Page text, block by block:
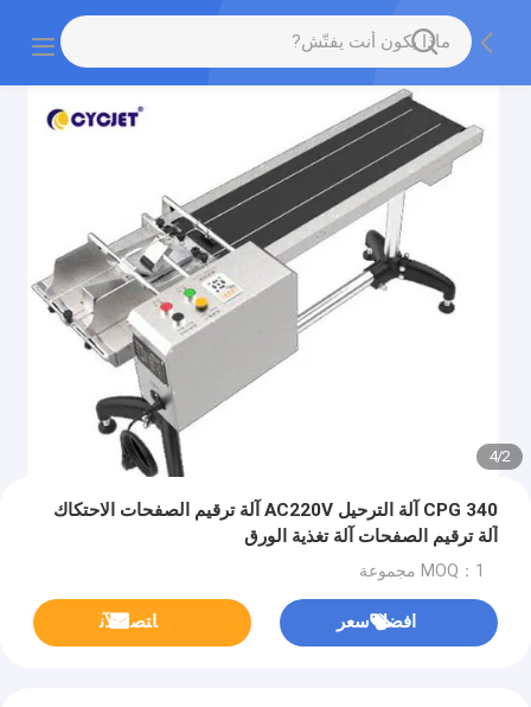
2
/
4
CPG 340 آلة الترحيل AC220V آلة ترقيم الصفحات الاحتكاك
آلة ترقيم الصفحات آلة تغذية الورق
MOQ：1 مجموعة
افضل سعر ﺎﺘﺼﻟ ﺍﻶﻧ